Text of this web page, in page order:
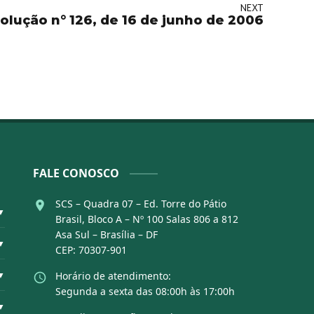
NEXT
n° 126, de 16 de junho de 2006
FALE CONOSCO
SCS – Quadra 07 – Ed. Torre do Pátio
Brasil, Bloco A – Nº 100 Salas 806 a 812
Asa Sul – Brasília – DF
CEP: 70307-901
Horário de atendimento:
Segunda a sexta das 08:00h às 17:00h